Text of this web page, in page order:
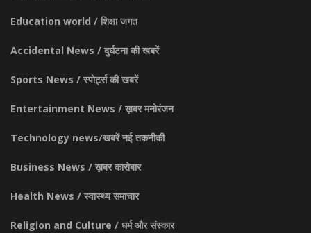
Education world / शिक्षा जगत
Accidental News / दुर्घटना की खबरें
Sports News / स्पोर्ट्स की खबरें
Entertainment News / ख़बर मनोरंजन
Technology news/खबरें नई तकनीकी
Business News / ख़बर कारोबार
Health News / स्वास्थ्य समाचार
Religion and Culture / धर्म और संस्कार